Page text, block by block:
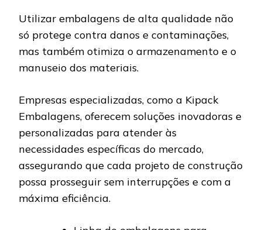
Utilizar embalagens de alta qualidade não
só protege contra danos e contaminações,
mas também otimiza o armazenamento e o
manuseio dos materiais.
Empresas especializadas, como a Kipack
Embalagens, oferecem soluções inovadoras e
personalizadas para atender às
necessidades específicas do mercado,
assegurando que cada projeto de construção
possa prosseguir sem interrupções e com a
máxima eficiência.